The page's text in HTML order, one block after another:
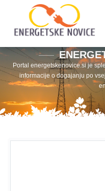
Portal energetskenovice.si je
informacije o dogajanju po